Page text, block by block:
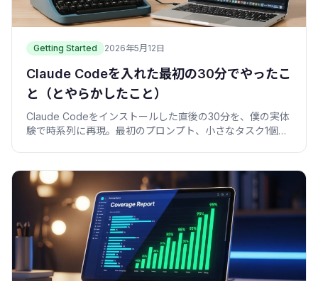
Getting Started 2026年5月12日
Claude Codeを入れた最初の30分でやったこ
と（とやらかしたこと）
Claude Codeをインストールした直後の30分を、僕の実体
験で時系列に再現。最初のプロンプト、小さなタスク1個、